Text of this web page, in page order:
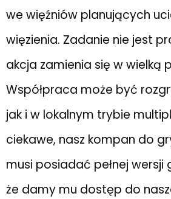
we więźniów planujących
więzienia. Zadanie nie jest
akcja zamienia się w wielką
Współpraca może być
jak i w lokalnym trybie
ciekawe, nasz kompan do
musi posiadać pełnej wersji
że damy mu dostęp do